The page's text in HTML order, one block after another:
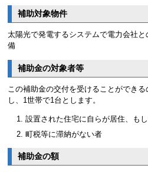
補助対象物件
太陽光で発電するシステムで電力会社
備
補助金の対象者等
この補助金の交付を受けることができ
し、1世帯で1台とします。
設置された住宅に自らが居住、も
町税等に滞納がない者
補助金の額